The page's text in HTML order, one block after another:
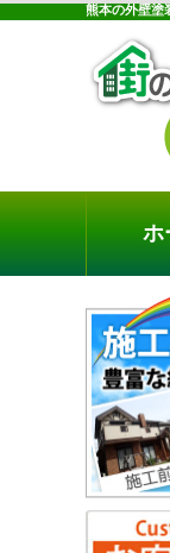
熊本の外壁塗
ホ